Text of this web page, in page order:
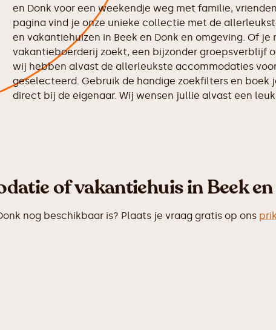
en Donk voor een weekendje weg met familie,
pagina vind je onze unieke collectie met de
en vakantiehuizen in Beek en Donk en omgeving. Of je
vakantieboerderij zoekt, een bijzonder groepsverblijf
wij hebben alvast de allerleukste accommodaties
geselecteerd. Gebruik de handige zoekfilters en boek
direct bij de eigenaar. Wij wensen jullie alvast een
of vakantiehuis in Beek
nog beschikbaar is? Plaats je vraag gratis op ons